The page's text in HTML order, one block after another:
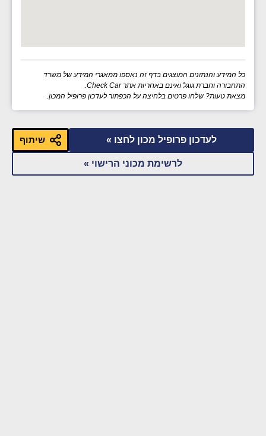
כל המידע והנתונים המוצגים בדף זה נאספו ממאגרי המידע של משרד
התחבורה וחברת גוגל ואינם באחריות אתר Check Car.
מצאת טעות? שלחו פרטים בלחיצה על הכפתור לעדכון פרופיל המכון.
לעדכון פרופיל מכון לחצו »
לרשימת מכוני הרישוי »
שיתוף